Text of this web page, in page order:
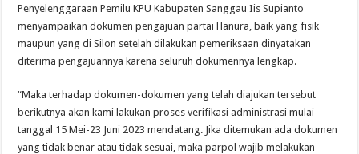
Penyelenggaraan Pemilu KPU Kabupaten Sanggau Iis Supianto
menyampaikan dokumen pengajuan partai Hanura, baik yang fisik
maupun yang di Silon setelah dilakukan pemeriksaan dinyatakan
diterima pengajuannya karena seluruh dokumennya lengkap.
“Maka terhadap dokumen-dokumen yang telah diajukan tersebut
berikutnya akan kami lakukan proses verifikasi administrasi mulai
tanggal 15 Mei-23 Juni 2023 mendatang. Jika ditemukan ada dokumen
yang tidak benar atau tidak sesuai, maka parpol wajib melakukan